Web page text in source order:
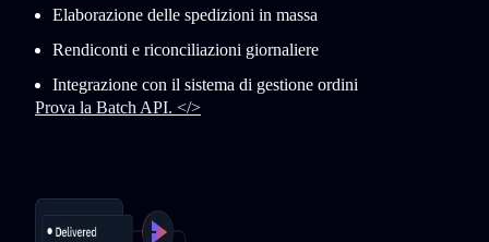
Elaborazione delle spedizioni in massa
Rendiconti e riconciliazioni giornaliere
Integrazione con il sistema di gestione ordini
Prova la Batch API. </>